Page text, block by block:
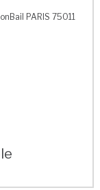
PARIS 75011